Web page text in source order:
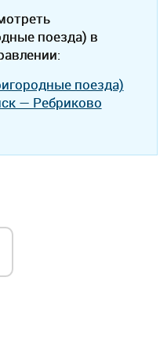
поезда) в
поезда)
— Ребриково